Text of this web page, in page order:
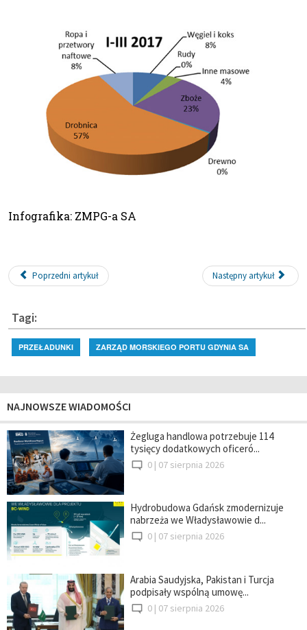
Infografika: ZMPG-a SA
Poprzedni artykuł Następny artykuł
Tagi:
PRZEŁADUNKI ZARZĄD MORSKIEGO PORTU GDYNIA SA
NAJNOWSZE WIADOMOŚCI
Żegluga handlowa potrzebuje 114
tysięcy dodatkowych oficeró...
0 | 07 sierpnia 2026
Hydrobudowa Gdańsk zmodernizuje
nabrzeża we Władysławowie d...
0 | 07 sierpnia 2026
Arabia Saudyjska, Pakistan i Turcja
podpisały wspólną umowę...
0 | 07 sierpnia 2026